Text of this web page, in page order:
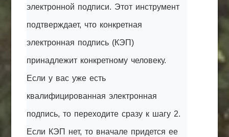
электронной подписи. Этот инструмент
подтверждает, что конкретная
электронная подпись (КЭП)
принадлежит конкретному человеку.
Если у вас уже есть
квалифицированная электронная
подпись, то переходите сразу к шагу 2.
Если КЭП нет, то вначале придется ее